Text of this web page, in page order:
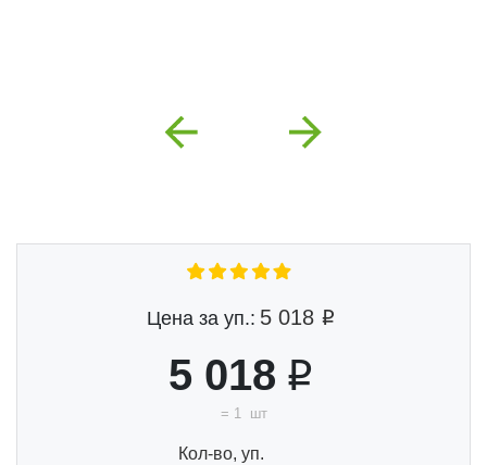
Previous Next
Цена за уп.: 5 018
5 018
= 1 шт
Кол-во, уп.